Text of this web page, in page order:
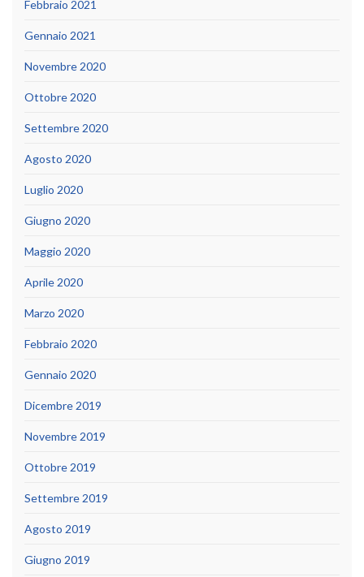
Febbraio 2021
Gennaio 2021
Novembre 2020
Ottobre 2020
Settembre 2020
Agosto 2020
Luglio 2020
Giugno 2020
Maggio 2020
Aprile 2020
Marzo 2020
Febbraio 2020
Gennaio 2020
Dicembre 2019
Novembre 2019
Ottobre 2019
Settembre 2019
Agosto 2019
Giugno 2019